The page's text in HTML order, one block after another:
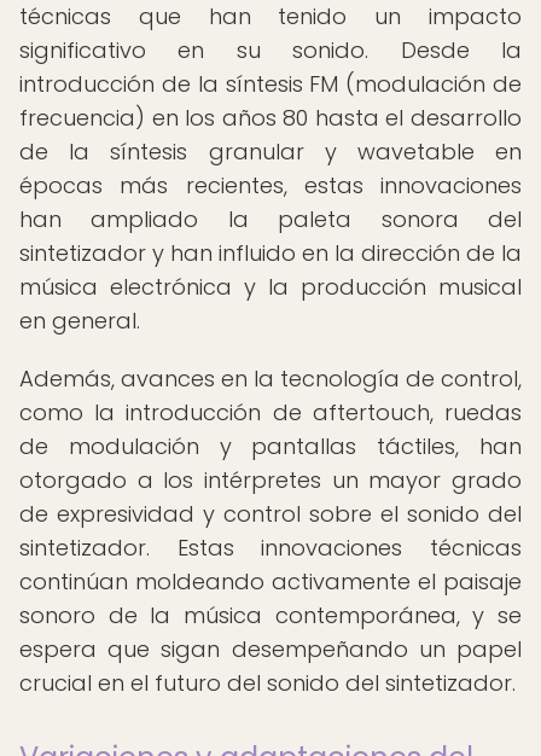
técnicas que han tenido un impacto
significativo en su sonido. Desde la
introducción de la síntesis FM (modulación de
frecuencia) en los años 80 hasta el desarrollo
de la síntesis granular y wavetable en
épocas más recientes, estas innovaciones
han ampliado la paleta sonora del
sintetizador y han influido en la dirección de la
música electrónica y la producción musical
en general.
Además, avances en la tecnología de control,
como la introducción de aftertouch, ruedas
de modulación y pantallas táctiles, han
otorgado a los intérpretes un mayor grado
de expresividad y control sobre el sonido del
sintetizador. Estas innovaciones técnicas
continúan moldeando activamente el paisaje
sonoro de la música contemporánea, y se
espera que sigan desempeñando un papel
crucial en el futuro del sonido del sintetizador.